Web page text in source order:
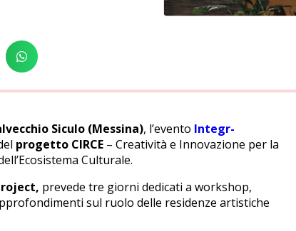
Siculo (Messina), l’evento Integr-
progetto CIRCE – Creatività e Innovazione per la
Culturale.
prevede tre giorni dedicati a workshop,
sul ruolo delle residenze artistiche